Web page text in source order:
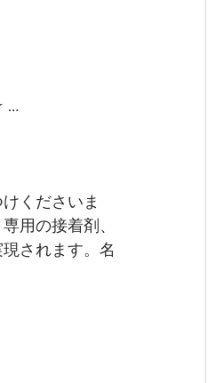
…
くださいま
用の接着剤、
されます。名